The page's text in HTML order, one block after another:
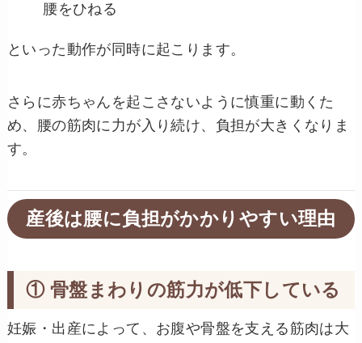
腰をひねる
といった動作が同時に起こります。
さらに赤ちゃんを起こさないように慎重に動くた
め、腰の筋肉に力が入り続け、負担が大きくなりま
す。
産後は腰に負担がかかりやすい理由
① 骨盤まわりの筋力が低下している
妊娠・出産によって、お腹や骨盤を支える筋肉は大